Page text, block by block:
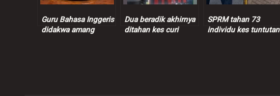
Guru Bahasa Inggeris
didakwa amang
Dua beradik akhirnya
ditahan kes curi
SPRM tahan 73
individu kes tuntutan